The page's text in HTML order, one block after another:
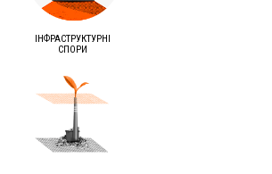
ІНФРАСТРУКТУРНІ
СПОРИ